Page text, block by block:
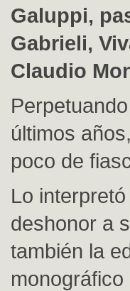
Galuppi,
Gabrieli,
Claudio
últimos
poco de
Lo interpretó
deshonor a
también la